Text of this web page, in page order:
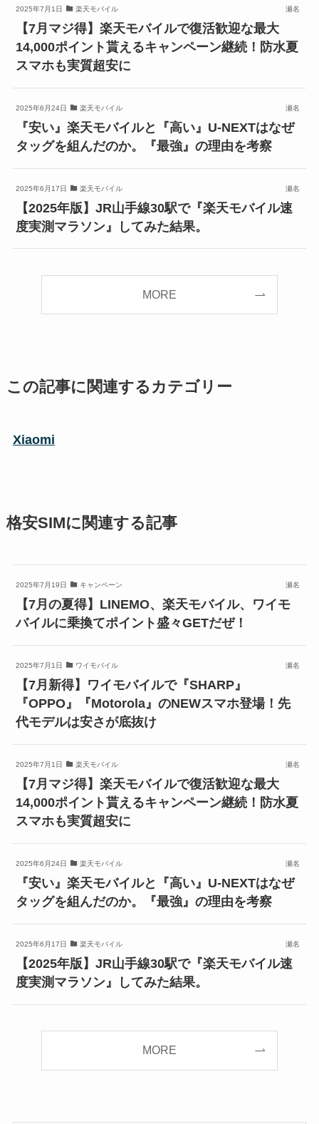
2025年7月1日 楽天モバイル 瀬名
【7月マジ得】楽天モバイルで復活歓迎な最大
14,000ポイント貰えるキャンペーン継続！防水夏
スマホも実質超安に
2025年6月24日 楽天モバイル 瀬名
『安い』楽天モバイルと『高い』U-NEXTはなぜ
タッグを組んだのか。『最強』の理由を考察
2025年6月17日 楽天モバイル 瀬名
【2025年版】JR山手線30駅で『楽天モバイル速
度実測マラソン』してみた結果。
MORE
この記事に関連するカテゴリー
Xiaomi
格安SIMに関連する記事
2025年7月19日 キャンペーン 瀬名
【7月の夏得】LINEMO、楽天モバイル、ワイモ
バイルに乗換てポイント盛々GETだぜ！
2025年7月1日 ワイモバイル 瀬名
【7月新得】ワイモバイルで『SHARP』
『OPPO』『Motorola』のNEWスマホ登場！先
代モデルは安さが底抜け
2025年7月1日 楽天モバイル 瀬名
【7月マジ得】楽天モバイルで復活歓迎な最大
14,000ポイント貰えるキャンペーン継続！防水夏
スマホも実質超安に
2025年6月24日 楽天モバイル 瀬名
『安い』楽天モバイルと『高い』U-NEXTはなぜ
タッグを組んだのか。『最強』の理由を考察
2025年6月17日 楽天モバイル 瀬名
【2025年版】JR山手線30駅で『楽天モバイル速
度実測マラソン』してみた結果。
MORE